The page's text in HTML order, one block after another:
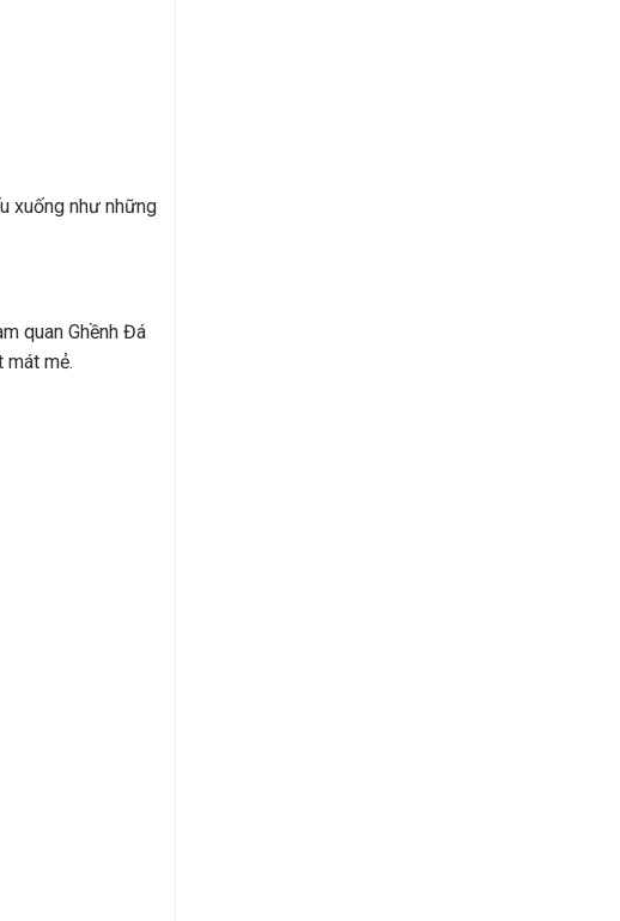
xuống như những
quan Ghềnh Đá
mát mẻ.